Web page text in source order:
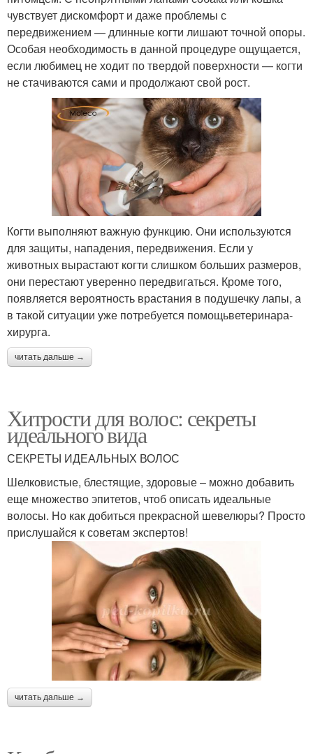
чувствует дискомфорт и даже проблемы с
передвижением — длинные когти лишают точной опоры.
Особая необходимость в данной процедуре ощущается,
если любимец не ходит по твердой поверхности — когти
не стачиваются сами и продолжают свой рост.
Когти выполняют важную функцию. Они используются
для защиты, нападения, передвижения. Если у
животных вырастают когти слишком больших размеров,
они перестают уверенно передвигаться. Кроме того,
появляется вероятность врастания в подушечку лапы, а
в такой ситуации уже потребуется помощьветеринара-
хирурга.
читать дальше →
Хитрости для волос: секреты
идеального вида
СЕКРЕТЫ ИДЕАЛЬНЫХ ВОЛОС
Шелковистые, блестящие, здоровые – можно добавить
еще множество эпитетов, чтоб описать идеальные
волосы. Но как добиться прекрасной шевелюры? Просто
прислушайся к советам экспертов!
читать дальше →